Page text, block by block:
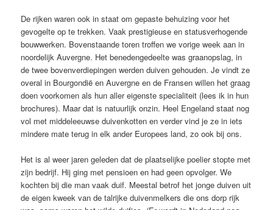
De rijken waren ook in staat om gepaste behuizing voor het
gevogelte op te trekken. Vaak prestigieuse en statusverhogende
bouwwerken. Bovenstaande toren troffen we vorige week aan in
noordelijk Auvergne. Het benedengedeelte was graanopslag, in
de twee bovenverdiepingen werden duiven gehouden. Je vindt ze
overal in Bourgondië en Auvergne en de Fransen willen het graag
doen voorkomen als hun aller eigenste specialiteit (lees ik in hun
brochures). Maar dat is natuurlijk onzin. Heel Engeland staat nog
vol met middeleeuwse duivenkotten en verder vind je ze in iets
mindere mate terug in elk ander Europees land, zo ook bij ons.
Het is al weer jaren geleden dat de plaatselijke poelier stopte met
zijn bedrijf. Hij ging met pensioen en had geen opvolger. We
kochten bij die man vaak duif. Meestal betrof het jonge duiven uit
de eigen kweek van de talrijke duivenmelkers die ons dorp rijk